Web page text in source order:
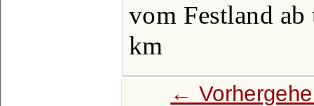
vom Festland
km
←